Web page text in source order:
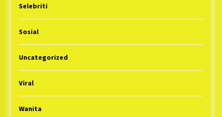
Selebriti
Sosial
Uncategorized
Viral
Wanita